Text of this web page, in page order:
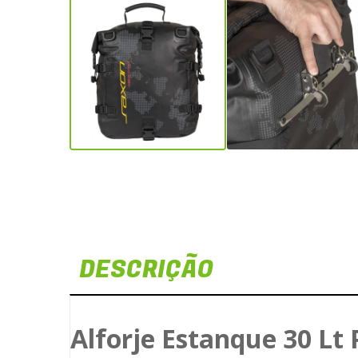
DESCRIÇÃO
Alforje Estanque 30 Lt